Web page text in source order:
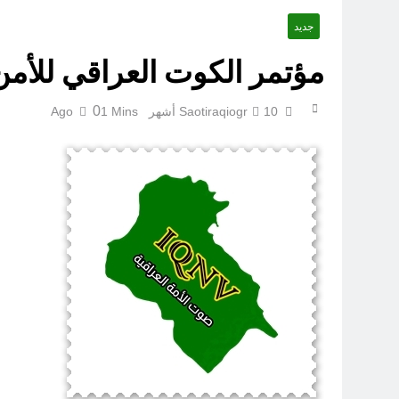
جديد
مؤتمر الكوت العراقي
Saotiraqiogr 10 أشهر Ago 01 Mins